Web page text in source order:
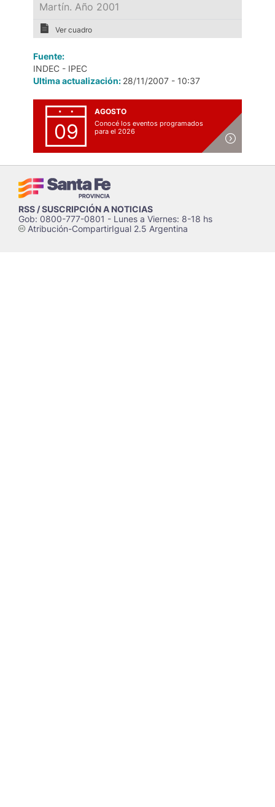
Martín. Año 2001
Ver cuadro
Fuente:
INDEC - IPEC
Ultima actualización: 28/11/2007 - 10:37
09
AGOSTO
Conocé los eventos programados
para el 2026
RSS / SUSCRIPCIÓN A NOTICIAS
Gob: 0800-777-0801 - Lunes a Viernes: 8-18 hs
cAtribución-CompartirIgual 2.5 Argentina